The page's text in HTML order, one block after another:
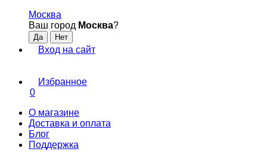
Москва
Ваш город Москва?
Вход на сайт
Избранное
0
О магазине
Доставка и оплата
Блог
Поддержка